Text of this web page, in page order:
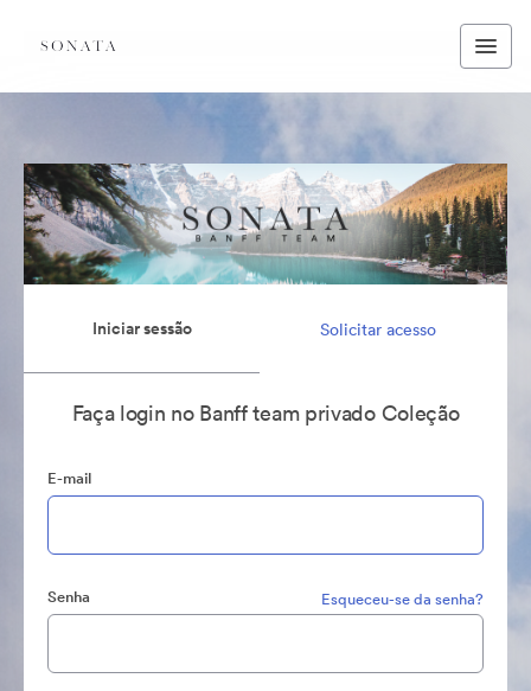
Iniciar sessão Solicitar acesso
Faça login no Banff team privado Coleção
E-mail
Senha Esqueceu-se da senha?